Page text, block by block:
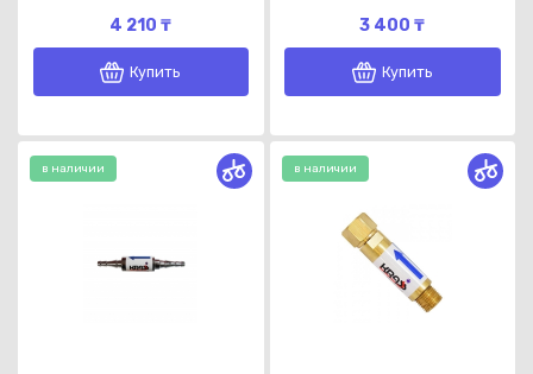
4 210 ₸
Купить
3 400 ₸
Купить
в наличии в наличии